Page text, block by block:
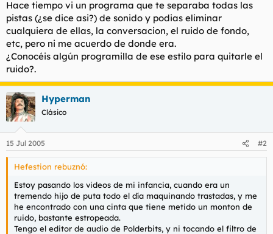
a
Hace tiempo vi un programa que te separaba todas las
pistas (¿se dice asi?) de sonido y podias eliminar
cualquiera de ellas, la conversacion, el ruido de fondo,
etc, pero ni me acuerdo de donde era.
¿Conocéis algún programilla de ese estilo para quitarle el
ruido?.
Hyperman
Clásico
15 Jul 2005 #2
Hefestion rebuznó:
Estoy pasando los videos de mi infancia, cuando era un
tremendo hijo de puta todo el día maquinando trastadas, y me
he encontrado con una cinta que tiene metido un monton de
ruido, bastante estropeada.
Tengo el editor de audio de Polderbits, y ni tocando el filtro de